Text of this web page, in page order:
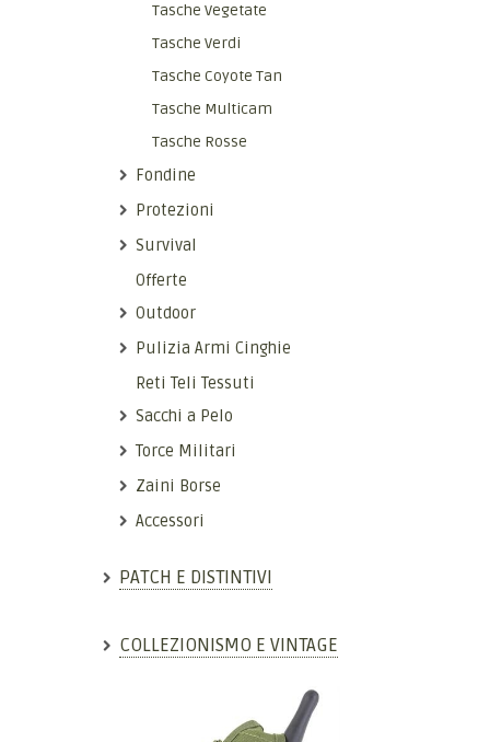
Tasche Vegetate
Tasche Verdi
Tasche Coyote Tan
Tasche Multicam
Tasche Rosse
Fondine
Protezioni
Survival
Offerte
Outdoor
Pulizia Armi Cinghie
Reti Teli Tessuti
Sacchi a Pelo
Torce Militari
Zaini Borse
Accessori
PATCH E DISTINTIVI
COLLEZIONISMO E VINTAGE